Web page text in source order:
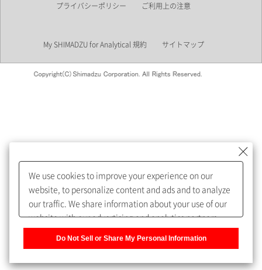
めします。
My SHIMADZU for Analyticalへ登録いただくと、技術情報や
取扱説明書・Webinarなどの閲覧ができます。
うになります。
プライバシーポリシー ご利用上の注意
My SHIMADZU for Analytical 規約 サイトマップ
We use cookies to improve your experience on our
website, to personalize content and ads and to analyze
our traffic. We share information about your use of our
website with our advertising and analytics partners,
Do Not Sell or Share My Personal Information